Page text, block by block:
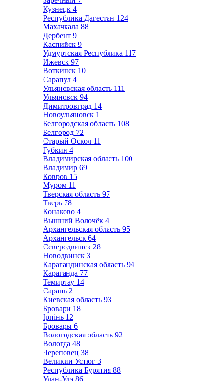
Кузнецк 4
Республика Дагестан 124
Махачкала 88
Дербент 9
Каспийск 9
Удмуртская Республика 117
Ижевск 97
Воткинск 10
Сарапул 4
Ульяновская область 111
Ульяновск 94
Димитровград 14
Новоульяновск 1
Белгородская область 108
Белгород 72
Старый Оскол 11
Губкин 4
Владимирская область 100
Владимир 69
Ковров 15
Муром 11
Тверская область 97
Тверь 78
Конаково 4
Вышний Волочёк 4
Архангельская область 95
Архангельск 64
Северодвинск 28
Новодвинск 3
Карагандинская область 94
Караганда 77
Темиртау 14
Сарань 2
Киевская область 93
Бровари 18
Ірпінь 12
Бровары 6
Вологодская область 92
Вологда 48
Череповец 38
Великий Устюг 3
Республика Бурятия 88
Улан-Удэ 86